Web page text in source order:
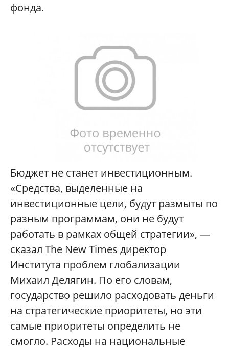
фонда.
Бюджет не станет инвестиционным.
«Средства, выделенные на
инвестиционные цели, будут размыты по
разным программам, они не будут
работать в рамках общей стратегии», —
сказал The New Times директор
Института проблем глобализации
Михаил Делягин. По его словам,
государство решило расходовать деньги
на стратегические приоритеты, но эти
самые приоритеты определить не
смогло. Расходы на национальные